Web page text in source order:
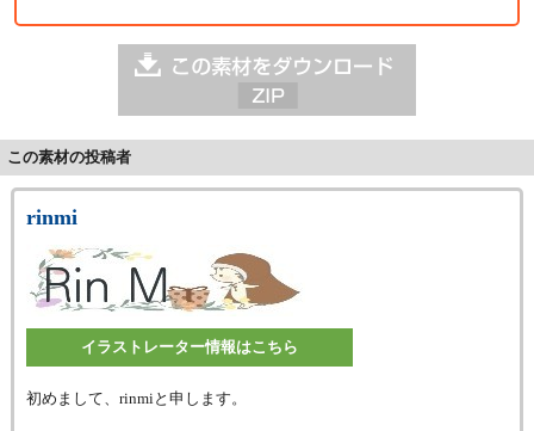
この素材の投稿者
rinmi
イラストレーター情報はこちら
初めまして、rinmiと申します。